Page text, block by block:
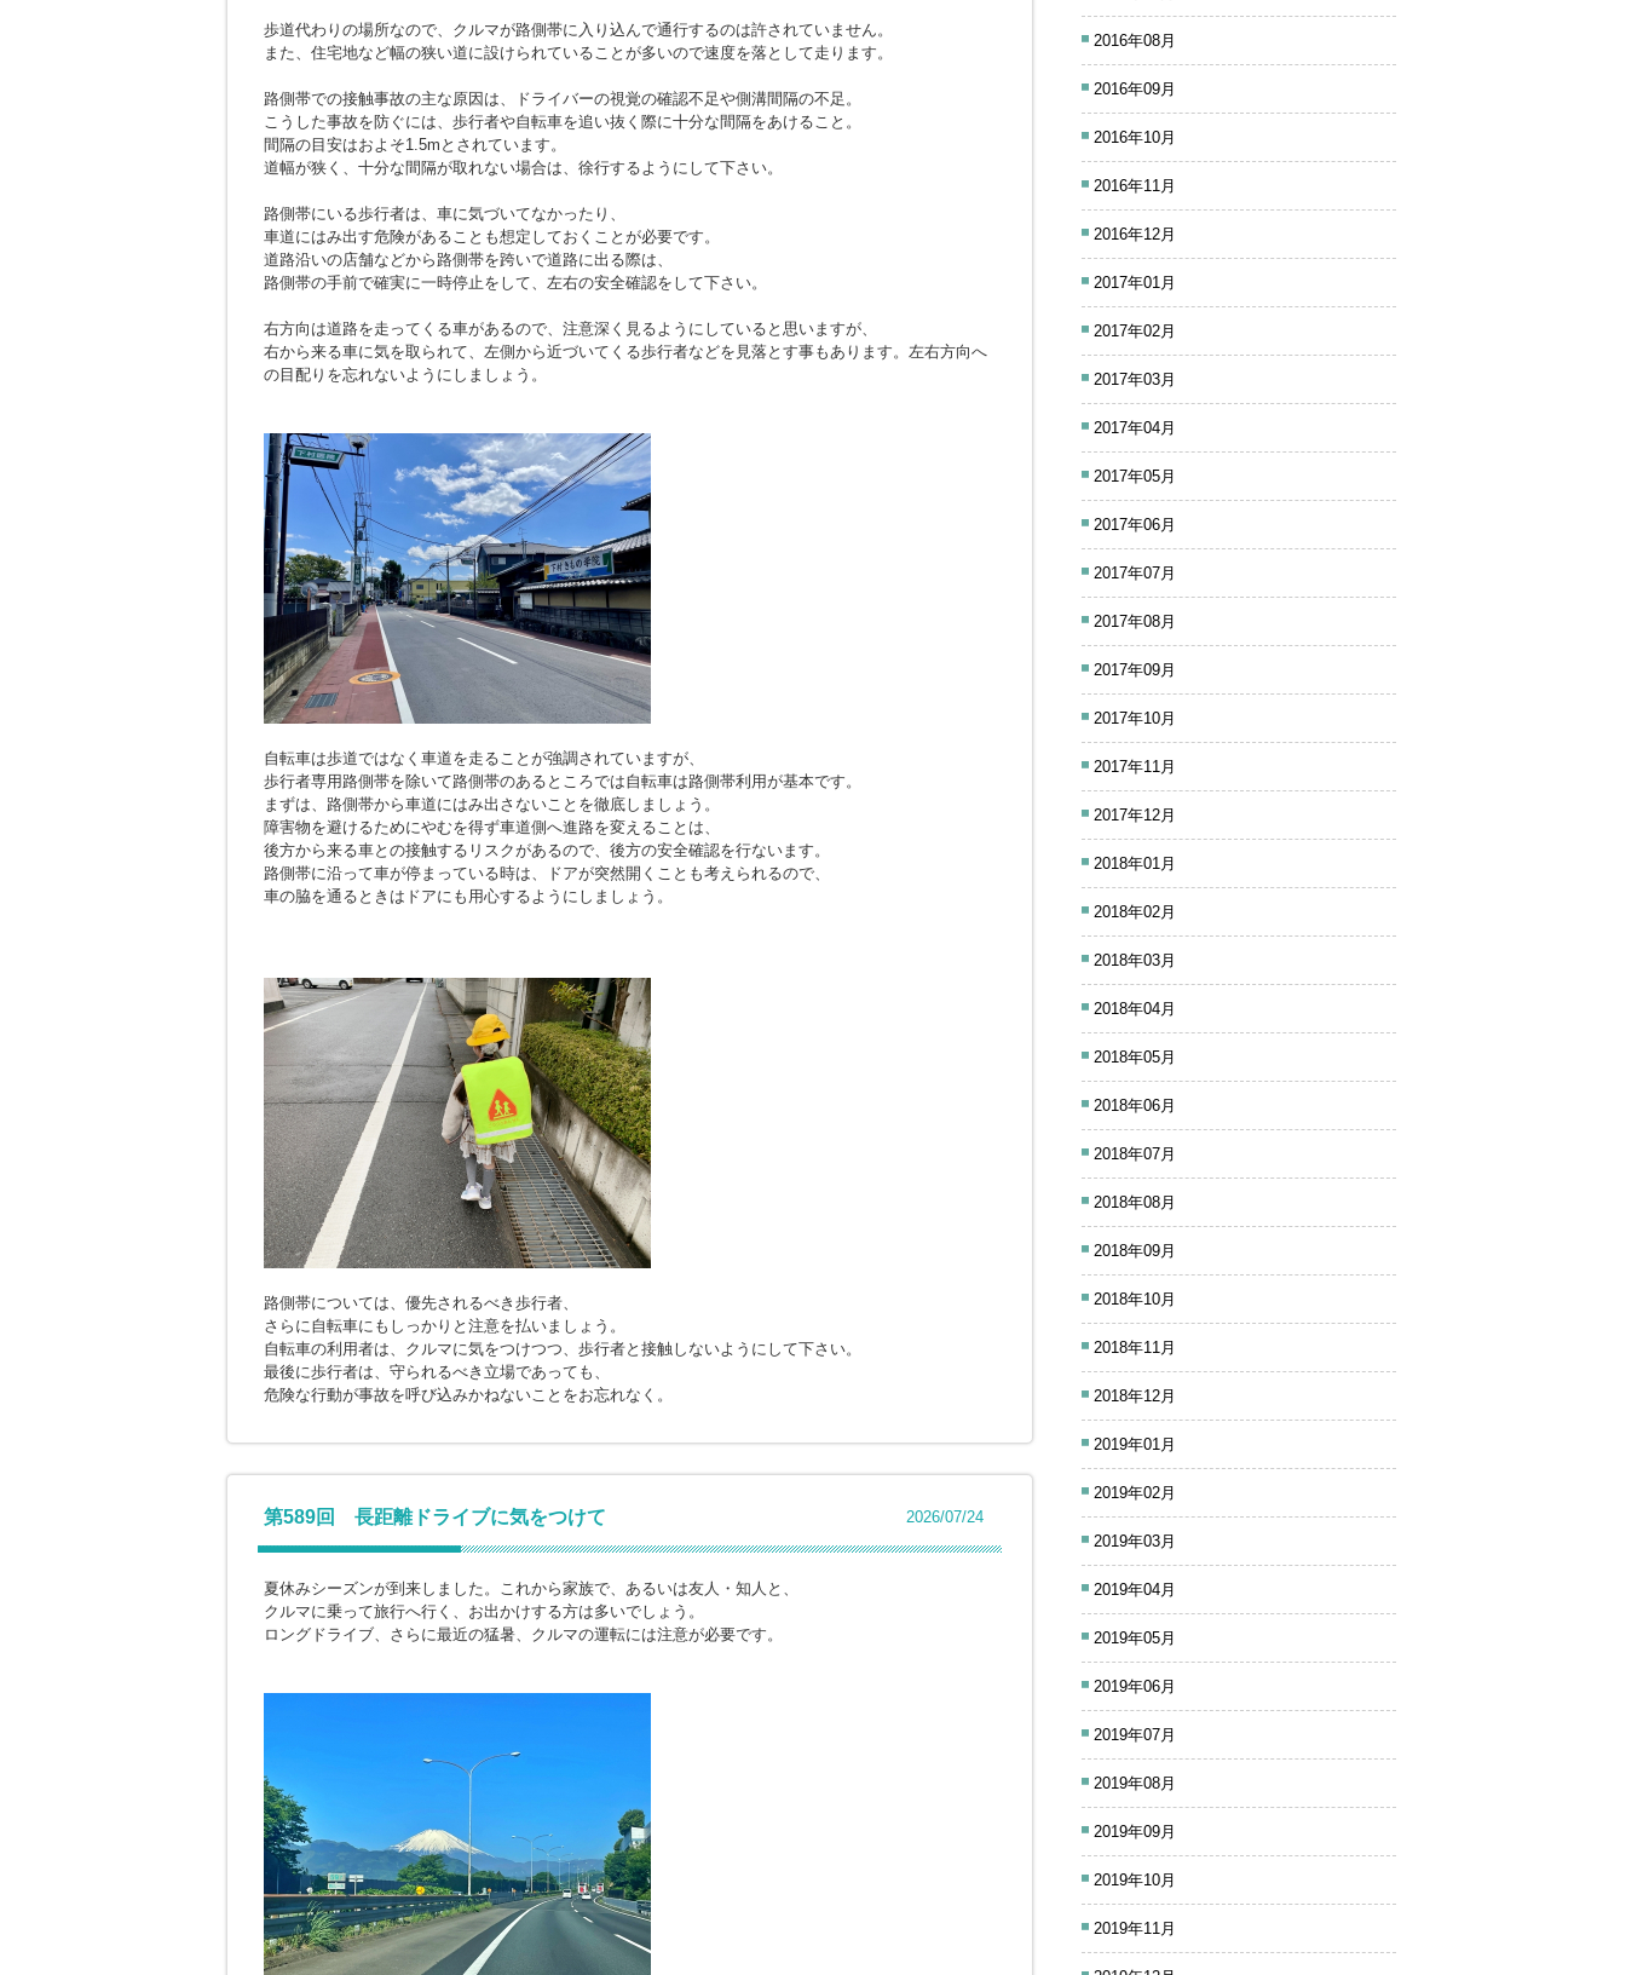
歩道代わりの場所なので、クルマが路側帯に入り込んで通行するのは許されていません。
また、住宅地など幅の狭い道に設けられていることが多いので速度を落として走ります。
路側帯での接触事故の主な原因は、ドライバーの視覚の確認不足や側溝間隔の不足。
こうした事故を防ぐには、歩行者や自転車を追い抜く際に十分な間隔をあけること。
間隔の目安はおよそ1.5mとされています。
道幅が狭く、十分な間隔が取れない場合は、徐行するようにして下さい。
路側帯にいる歩行者は、車に気づいてなかったり、
車道にはみ出す危険があることも想定しておくことが必要です。
道路沿いの店舗などから路側帯を跨いで道路に出る際は、
路側帯の手前で確実に一時停止をして、左右の安全確認をして下さい。
右方向は道路を走ってくる車があるので、注意深く見るようにしていると思いますが、
右から来る車に気を取られて、左側から近づいてくる歩行者などを見落とす事もあります。左右方向へ
の目配りを忘れないようにしましょう。
自転車は歩道ではなく車道を走ることが強調されていますが、
歩行者専用路側帯を除いて路側帯のあるところでは自転車は路側帯利用が基本です。
まずは、路側帯から車道にはみ出さないことを徹底しましょう。
障害物を避けるためにやむを得ず車道側へ進路を変えることは、
後方から来る車との接触するリスクがあるので、後方の安全確認を行ないます。
路側帯に沿って車が停まっている時は、ドアが突然開くことも考えられるので、
車の脇を通るときはドアにも用心するようにしましょう。
路側帯については、優先されるべき歩行者、
さらに自転車にもしっかりと注意を払いましょう。
自転車の利用者は、クルマに気をつけつつ、歩行者と接触しないようにして下さい。
最後に歩行者は、守られるべき立場であっても、
危険な行動が事故を呼び込みかねないことをお忘れなく。
第589回 長距離ドライブに気をつけて 2026/07/24
夏休みシーズンが到来しました。これから家族で、あるいは友人・知人と、
クルマに乗って旅行へ行く、お出かけする方は多いでしょう。
ロングドライブ、さらに最近の猛暑、クルマの運転には注意が必要です。
2016年08月
2016年09月
2016年10月
2016年11月
2016年12月
2017年01月
2017年02月
2017年03月
2017年04月
2017年05月
2017年06月
2017年07月
2017年08月
2017年09月
2017年10月
2017年11月
2017年12月
2018年01月
2018年02月
2018年03月
2018年04月
2018年05月
2018年06月
2018年07月
2018年08月
2018年09月
2018年10月
2018年11月
2018年12月
2019年01月
2019年02月
2019年03月
2019年04月
2019年05月
2019年06月
2019年07月
2019年08月
2019年09月
2019年10月
2019年11月